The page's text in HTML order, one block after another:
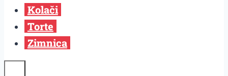
Kolači
Torte
Zimnica